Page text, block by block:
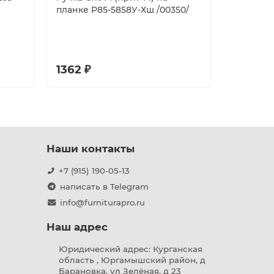
планке Р85-5858У-Хш /00350/
1362 ₽
Наши контакты
+7 (915) 190-05-13
написать в Telegram
info@furniturapro.ru
Наш адрес
Юридический адрес: Курганская
область , Юргамышский район, д
Барановка, ул Зелёная, д 23